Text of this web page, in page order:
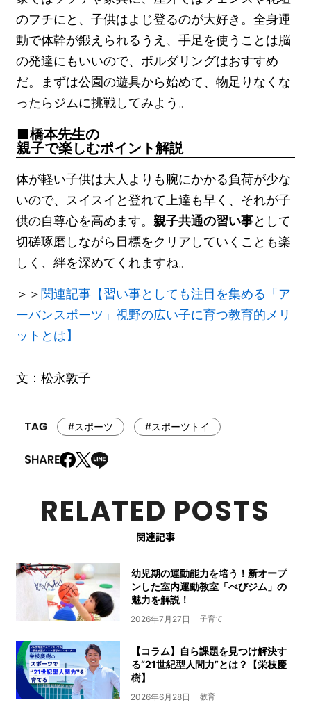
のフチにと、子供はよじ登るのが大好き。全身運
動で体幹が鍛えられるうえ、手足を使うことは脳
の発達にもいいので、ボルダリングはおすすめ
だ。まずは公園の遊具から始めて、物足りなくな
ったらジムに挑戦してみよう。
橋本先生の
親子で楽しむポイント解説
体が軽い子供は大人よりも腕にかかる負荷が少な
いので、スイスイと登れて上達も早く、それが子
供の自尊心を高めます。 親子共通の習い事として
切磋琢磨しながら目標をクリアしていくことも楽
しく、絆を深めてくれますね。
＞＞ 関連記事【習い事としても注目を集める「ア
ーバンスポーツ」視野の広い子に育つ教育的メリ
ットとは】
文：松永敦子
#スポーツ #スポーツトイ
RELATED POSTS
関連記事
幼児期の運動能力を培う！新オープ
ンした室内運動教室「べびジム」の
魅力を解説！
2026年7月27日 子育て
【コラム】自ら課題を見つけ解決す
る“21世紀型人間力”とは？【栄枝慶
樹】
2026年6月28日 教育